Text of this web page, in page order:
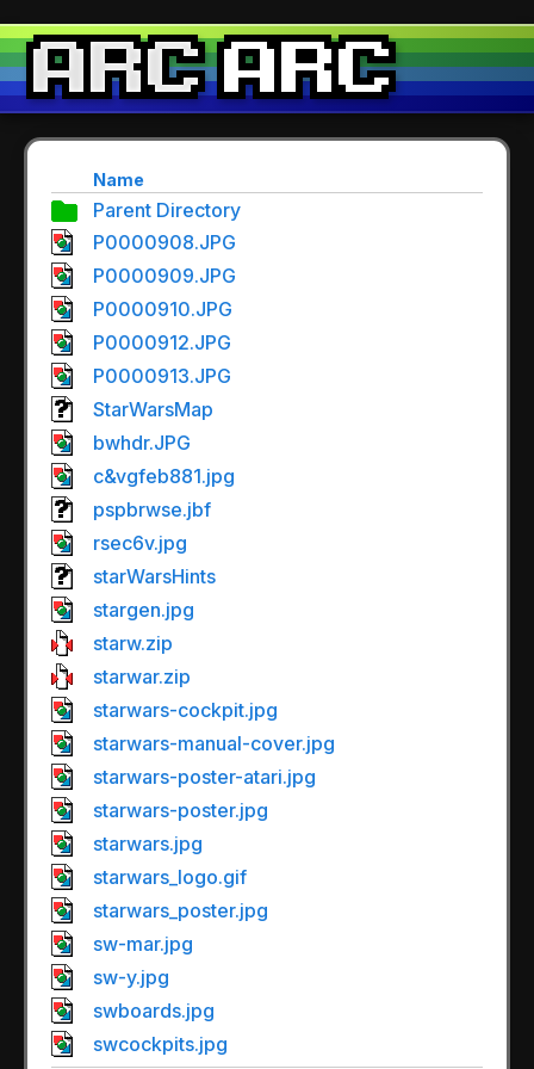
Name
Parent Directory
P0000908.JPG
P0000909.JPG
P0000910.JPG
P0000912.JPG
P0000913.JPG
StarWarsMap
bwhdr.JPG
c&vgfeb881.jpg
pspbrwse.jbf
rsec6v.jpg
starWarsHints
stargen.jpg
starw.zip
starwar.zip
starwars-cockpit.jpg
starwars-manual-cover.jpg
starwars-poster-atari.jpg
starwars-poster.jpg
starwars.jpg
starwars_logo.gif
starwars_poster.jpg
sw-mar.jpg
sw-y.jpg
swboards.jpg
swcockpits.jpg